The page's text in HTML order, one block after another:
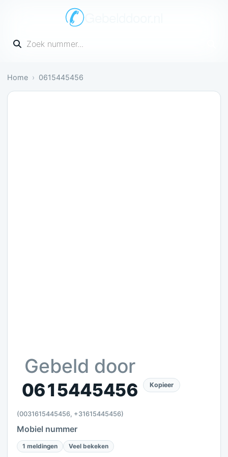
Gebelddoor.nl
Vul een telefoonnummer in
Home 0615445456
Gebeld door
0615445456
(0031615445456, +31615445456)
Kopieer
Mobiel nummer
1 meldingen Veel bekeken